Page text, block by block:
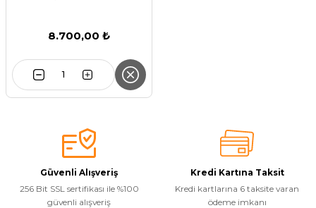
8.700,00 ₺
Güvenli Alışveriş
256 Bit SSL sertifikası ile %100
güvenli alışveriş
Kredi Kartına Taksit
Kredi kartlarına 6 taksite varan
ödeme imkanı